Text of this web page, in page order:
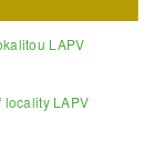
LAPV
locality LAPV